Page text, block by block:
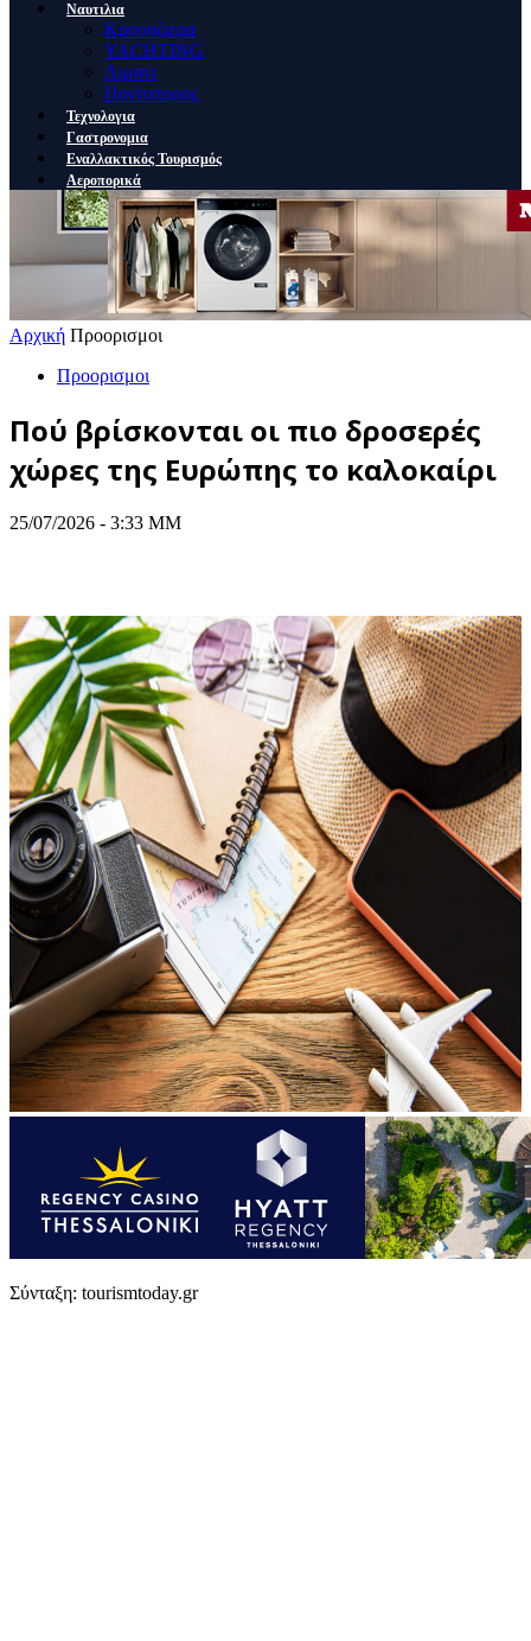
Ναυτιλια
Κρουαζιερα
YACHTING
Λιμανι
Ποντοπορος
Τεχνολογια
Γαστρονομια
Εναλλακτικός Τουρισμός
Αεροπορικά
Αρχική Προορισμοι
Προορισμοι
Πού βρίσκονται οι πιο δροσερές
χώρες της Ευρώπης το καλοκαίρι
25/07/2026 - 3:33 ΜΜ
Σύνταξη: tourismtoday.gr